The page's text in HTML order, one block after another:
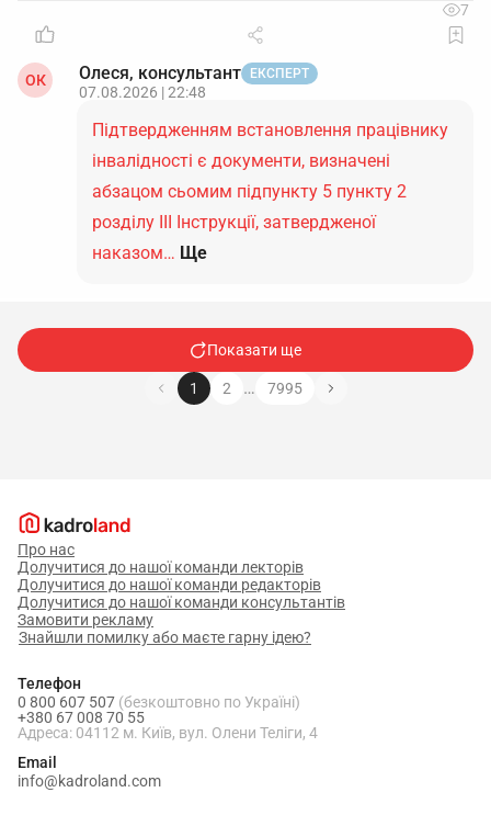
7
ОК Олеся, консультант ЕКСПЕРТ
07.08.2026 | 22:48
Підтвердженням встановлення працівнику
інвалідності є документи, визначені
абзацом сьомим підпункту 5 пункту 2
розділу ІІІ Інструкції, затвердженої
наказом… Ще
Показати ще
1 2 … 7995
Про нас
Долучитися до нашої команди лекторів
Долучитися до нашої команди редакторів
Долучитися до нашої команди консультантів
Замовити рекламу
Знайшли помилку або маєте гарну ідею?
Телефон
0 800 607 507 (безкоштовно по Україні)
+380 67 008 70 55
Адреса: 04112 м. Київ, вул. Олени Теліги, 4
Email
info@kadroland.com